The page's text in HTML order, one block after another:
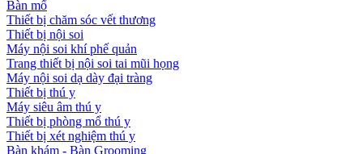
Bàn mổ
Thiết bị chăm sóc vết thương
Thiết bị nội soi
Máy nội soi khí phế quản
Trang thiết bị nội soi tai mũi họng
Máy nội soi dạ dày đại tràng
Thiết bị thú y
Máy siêu âm thú y
Thiết bị phòng mổ thú y
Thiết bị xét nghiệm thú y
Bàn khám - Bàn Grooming